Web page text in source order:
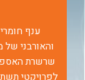
ענף
והאורבני
שרשרת
לפרויקטי